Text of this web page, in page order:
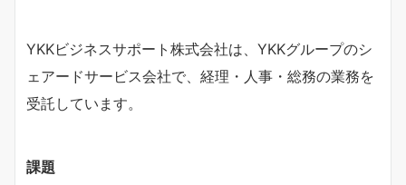
YKKビジネスサポート株式会社は、YKKグループのシ
ェアードサービス会社で、経理・人事・総務の業務を
受託しています。
課題